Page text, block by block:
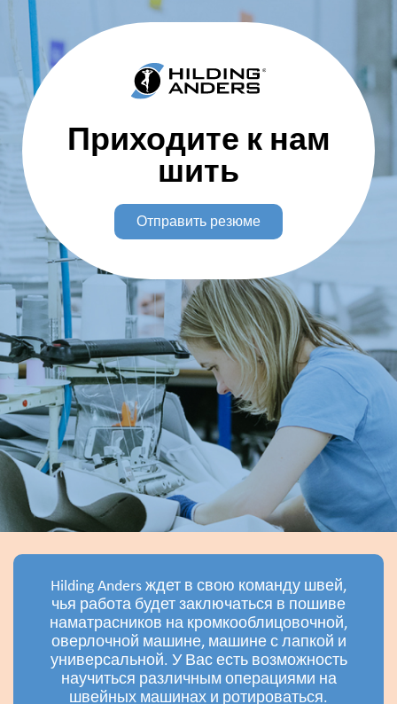
Приходите к нам
шить
Отправить резюме
Hilding Anders ждет в свою команду швей,
чья работа будет заключаться в пошиве
наматрасников на кромкооблицовочной,
оверлочной машине, машине с лапкой и
универсальной. У Вас есть возможность
научиться различным операциями на
швейных машинах и ротироваться.